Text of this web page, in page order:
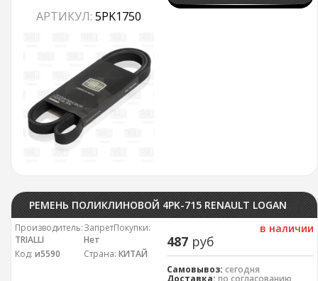
АРТИКУЛ: 5PK1750
РЕМЕНЬ ПОЛИКЛИНОВОЙ 4PK-715 RENAULT LOGAN (8V) 09- ГЕНЕРАТОРА (БЕЗ ГУР, БЕЗ AC); DAEWOO MATIZ 1.0 ДЛЯ ГУР (БЕЗ AC) TRIALLI
в наличии
487 руб
Самовывоз: сегодня
Доставка: по согласованию
Производитель:
TRIALLI
Код: и5590
ЗапретПокупки:
Нет
Страна: КИТАЙ